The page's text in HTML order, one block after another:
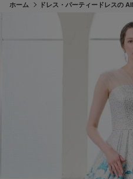
ホーム ドレス・パーティードレスの